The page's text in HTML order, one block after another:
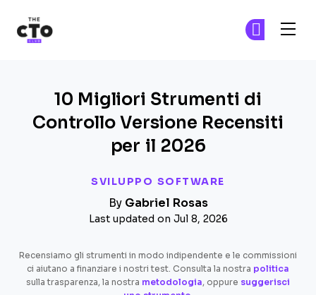
SVILUPPO SOFTWARE
10 Migliori Strumenti di
Controllo Versione Recensiti
per il 2026
By Gabriel Rosas
Last updated on Jul 8, 2026
Recensiamo gli strumenti in modo indipendente e le commissioni
ci aiutano a finanziare i nostri test. Consulta la nostra politica
sulla trasparenza, la nostra metodologia, oppure suggerisci